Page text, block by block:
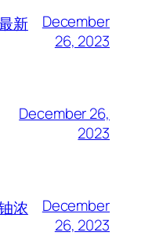
新
December
26, 2023
December 26,
2023
浓
December
26, 2023